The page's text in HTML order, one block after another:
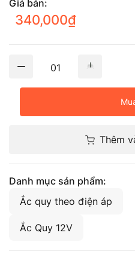
Giá bán:
340,000₫
01
Thêm
Danh mục sản phẩm:
Ắc quy theo điện áp
Ắc Quy 12V